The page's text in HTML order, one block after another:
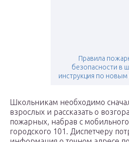
Правила
безопасности в
инструкция по
Школьникам необходимо
взрослых и рассказать о
пожарных, набрав с
городского 101. Диспетчеру